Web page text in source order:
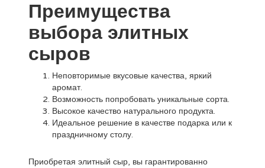
Преимущества
выбора элитных
сыров
Неповторимые вкусовые качества, яркий
аромат.
Возможность попробовать уникальные сорта.
Высокое качество натурального продукта.
Идеальное решение в качестве подарка или к
праздничному столу.
Приобретая элитный сыр, вы гарантированно